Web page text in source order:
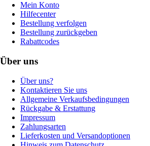
Mein Konto
Hilfecenter
Bestellung verfolgen
Bestellung zurückgeben
Rabattcodes
Über uns
Über uns?
Kontaktieren Sie uns
Allgemeine Verkaufsbedingungen
Rückgabe & Erstattung
Impressum
Zahlungsarten
Lieferkosten und Versandoptionen